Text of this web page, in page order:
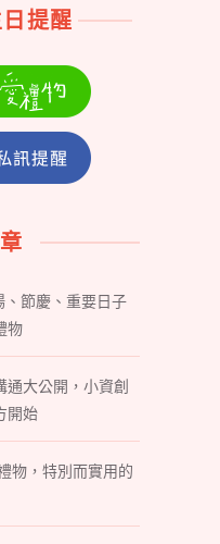
提醒
、節慶、重要日子
物
通大公開，小資創
開始
物，特別而實用的